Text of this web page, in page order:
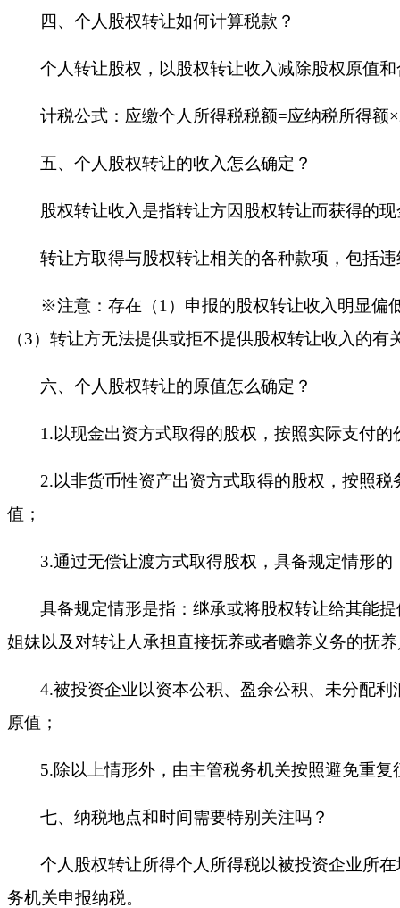
四、个人股权转让如何计算税款？
个人转让股权，以股权转让收入减除股权原值
计税公式：应缴个人所得税税额=应纳税所得额
五、个人股权转让的收入怎么确定？
股权转让收入是指转让方因股权转让而获得的
转让方取得与股权转让相关的各种款项，包括
※注意：存在（1）申报的股权转让收入明显偏
（3）转让方无法提供或拒不提供股权转让收入的
六、个人股权转让的原值怎么确定？
1.以现金出资方式取得的股权，按照实际支付
2.以非货币性资产出资方式取得的股权，按照
值；
3.通过无偿让渡方式取得股权，具备规定情形
具备规定情形是指：继承或将股权转让给其能
姐妹以及对转让人承担直接抚养或者赡养义务的抚
4.被投资企业以资本公积、盈余公积、未分配
原值；
5.除以上情形外，由主管税务机关按照避免重
七、纳税地点和时间需要特别关注吗？
个人股权转让所得个人所得税以被投资企业所
务机关申报纳税。